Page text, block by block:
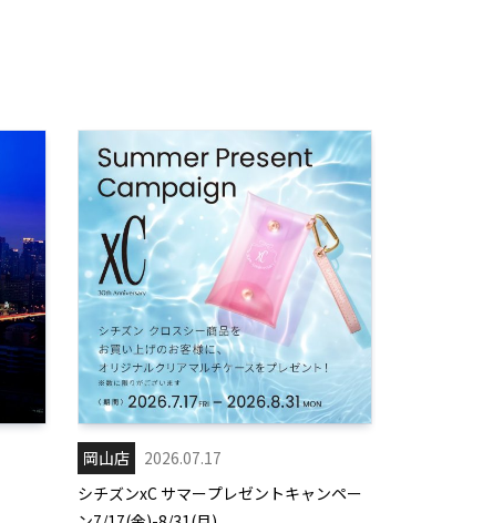
岡山店
2026.07.17
シチズンxC サマープレゼントキャンペー